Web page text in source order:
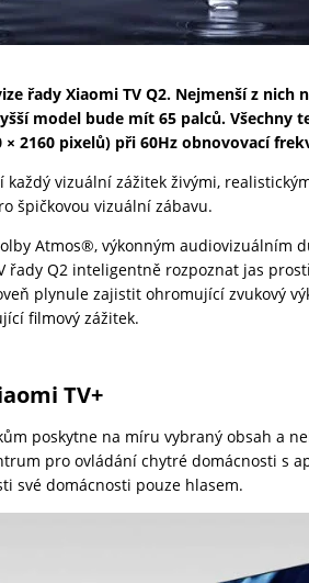
řady Xiaomi TV Q2. Nejmenší z nich
model bude mít 65 palců. Všechny
2160 pixelů) při 60Hz obnovovací
vizuální zážitek živými,
špičkovou vizuální zábavu.
Atmos®, výkonným audiovizuálním
řady Q2 inteligentně rozpoznat jas
plynule zajistit ohromující zvukový
filmový zážitek.
TV+
poskytne na míru vybraný obsah a
pro ovládání chytré domácnosti s
své domácnosti pouze hlasem.